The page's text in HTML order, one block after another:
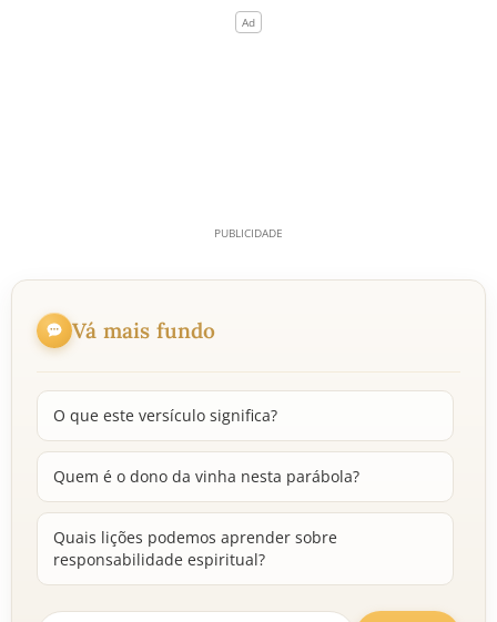
Vá mais fundo
O que este versículo significa?
Quem é o dono da vinha nesta parábola?
Quais lições podemos aprender sobre
responsabilidade espiritual?